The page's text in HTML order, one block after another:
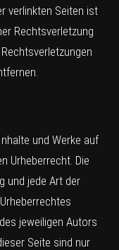
verlinkten Seiten ist
Rechtsverletzung
und Werke auf
Urheberrecht. Die
und jede Art der
jeweiligen Autors
Seite sind nur